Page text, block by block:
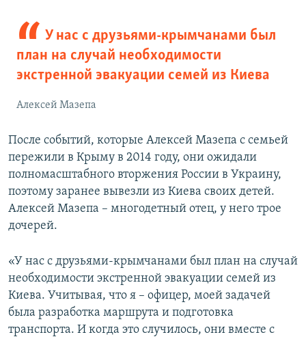
У нас с друзьями-крымчанами был
план на случай необходимости
экстренной эвакуации семей из Киева
Алексей Мазепа
После событий, которые Алексей Мазепа с семьей
пережили в Крыму в 2014 году, они ожидали
полномасштабного вторжения России в Украину,
поэтому заранее вывезли из Киева своих детей.
Алексей Мазепа – многодетный отец, у него трое
дочерей.
«У нас с друзьями-крымчанами был план на случай
необходимости экстренной эвакуации семей из
Киева. Учитывая, что я – офицер, моей задачей
была разработка маршрута и подготовка
транспорта. И когда это случилось, они вместе с